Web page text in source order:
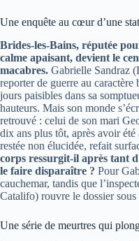
Une enquête au cœur d’une
Brides-les-Bains, réputée
calme apaisant, devient le
macabres. Gabrielle Sandraz
reporter de guerre au
jours paisibles dans sa
hauteurs. Mais son monde
retrouvé : celui de son mari
dix ans plus tôt, après avoir été
restée non élucidée, refait
corps ressurgit-il après tant
le faire disparaître ? Pour
cauchemar, tandis que
Catalifo) rouvre le dossier sous
Une série de meurtres qui